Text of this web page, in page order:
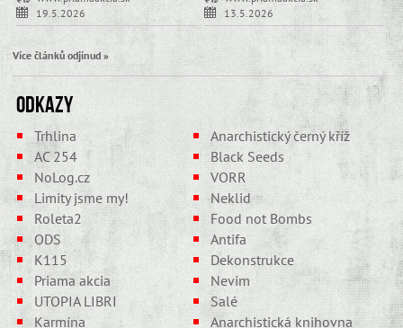
19.5.2026
13.5.2026
Více článků odjinud »
Odkazy
Trhlina
Anarchistický černý kříž
AC 254
Black Seeds
NoLog.cz
VORR
Limity jsme my!
Neklid
Roleta2
Food not Bombs
ODS
Antifa
K115
Dekonstrukce
Priama akcia
Nevim
UTOPIA LIBRI
Salé
Karmína
Anarchistická knihovna